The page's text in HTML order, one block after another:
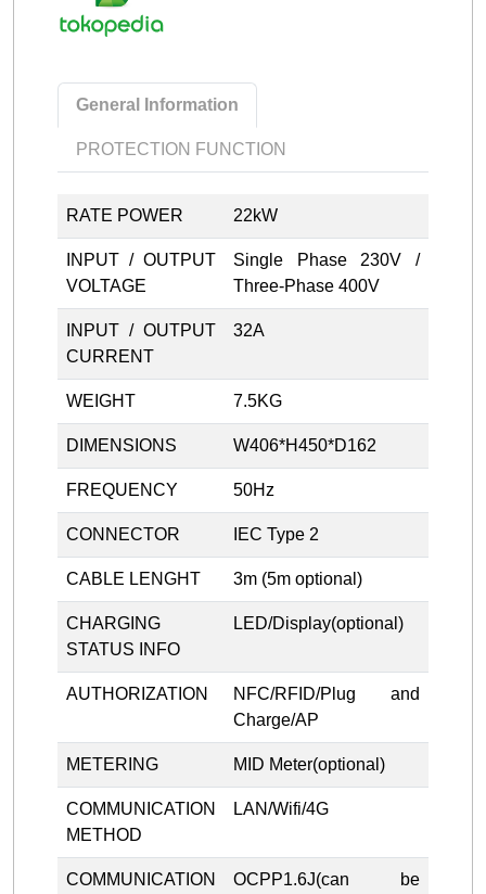
General Information
PROTECTION FUNCTION
RATE POWER 22kW
INPUT / OUTPUT
VOLTAGE
Single Phase 230V /
Three-Phase 400V
INPUT / OUTPUT
CURRENT
32A
WEIGHT 7.5KG
DIMENSIONS W406*H450*D162
FREQUENCY 50Hz
CONNECTOR IEC Type 2
CABLE LENGHT 3m (5m optional)
CHARGING
STATUS INFO
LED/Display(optional)
AUTHORIZATION
NFC/RFID/Plug and
Charge/AP
METERING MID Meter(optional)
COMMUNICATION
METHOD
LAN/Wifi/4G
COMMUNICATION
OCPP1.6J(can be